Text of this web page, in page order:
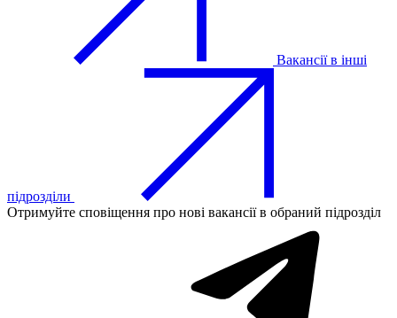
Вакансії в інші
підрозділи
Отримуйте сповіщення про нові вакансії в обраний підрозділ